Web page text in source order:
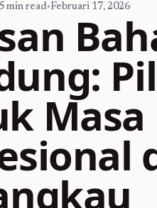
5 min read•Februari 17, 2026
Masa